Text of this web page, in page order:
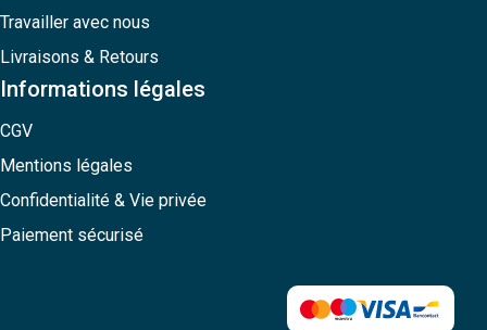
Travailler avec nous
Livraisons & Retours
Informations légales
CGV
Mentions légales
Confidentialité & Vie privée
Paiement sécurisé